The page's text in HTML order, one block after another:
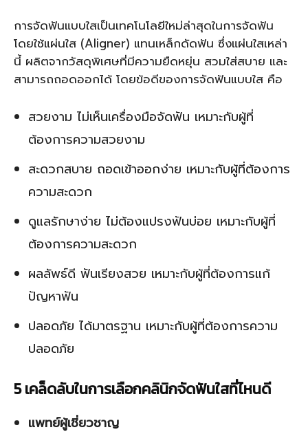
การจัดฟันแบบใสเป็นเทคโนโลยีใหม่ล่าสุดในการจัดฟัน
โดยใช้แผ่นใส (Aligner) แทนเหล็กดัดฟัน ซึ่งแผ่นใสเหล่า
นี้ ผลิตจากวัสดุพิเศษที่มีความยืดหยุ่น สวมใส่สบาย และ
สามารถถอดออกได้ โดยข้อดีของการจัดฟันแบบใส คือ
สวยงาม ไม่เห็นเครื่องมือจัดฟัน เหมาะกับผู้ที่
ต้องการความสวยงาม
สะดวกสบาย ถอดเข้าออกง่าย เหมาะกับผู้ที่ต้องการ
ความสะดวก
ดูแลรักษาง่าย ไม่ต้องแปรงฟันบ่อย เหมาะกับผู้ที่
ต้องการความสะดวก
ผลลัพธ์ดี ฟันเรียงสวย เหมาะกับผู้ที่ต้องการแก้
ปัญหาฟัน
ปลอดภัย ได้มาตรฐาน เหมาะกับผู้ที่ต้องการความ
ปลอดภัย
5 เคล็ดลับในการเลือกคลินิกจัดฟันใสที่ไหนดี
แพทย์ผู้เชี่ยวชาญ